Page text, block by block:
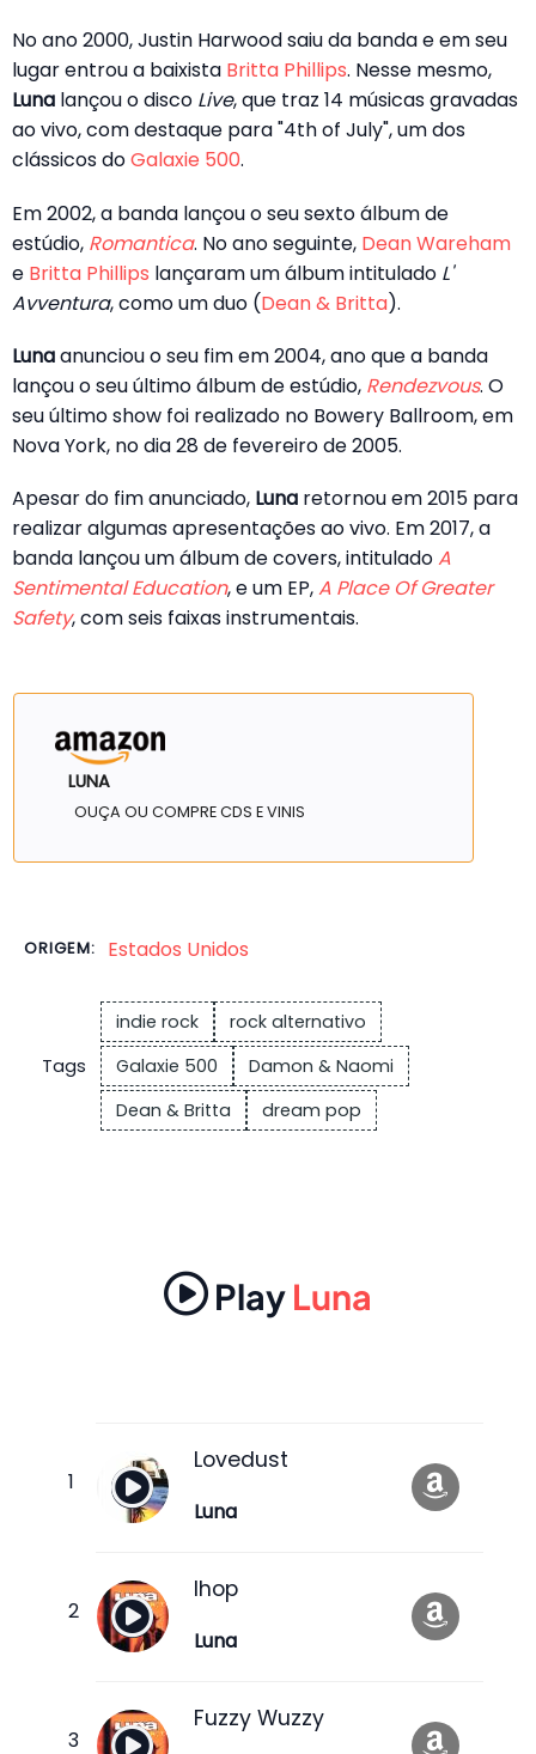
No ano 2000, Justin Harwood saiu da banda e em seu
lugar entrou a baixista Britta Phillips. Nesse mesmo,
Luna lançou o disco Live, que traz 14 músicas gravadas
ao vivo, com destaque para "4th of July", um dos
clássicos doGalaxie 500.
Em 2002, a banda lançou o seu sexto álbum de
estúdio, Romantica. No ano seguinte, Dean Wareham
e Britta Phillips lançaram um álbum intitulado L'
Avventura, como um duo (Dean & Britta).
Lunaanunciou o seu fim em 2004, ano que a banda
lançou o seu último álbum de estúdio, Rendezvous. O
seu último show foi realizado no Bowery Ballroom, em
Nova York, no dia 28 de fevereiro de 2005.
Apesar do fim anunciado, Luna retornou em 2015 para
realizar algumas apresentações ao vivo. Em 2017, a
banda lançou um álbum de covers, intituladoA
Sentimental Education, e um EP,A Place Of Greater
Safety, com seis faixas instrumentais.
LUNA
OUÇA OU COMPRE CDS E VINIS
ORIGEM: Estados Unidos
Tags
indie rock
rock alternativo
Galaxie 500
Damon & Naomi
Dean & Britta
dream pop
PlayLuna
Lovedust
Luna
Ihop
Luna
Fuzzy Wuzzy